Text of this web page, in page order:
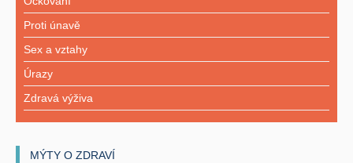
Proti únavě
Sex a vztahy
Úrazy
Zdravá výživa
MÝTY O ZDRAVÍ